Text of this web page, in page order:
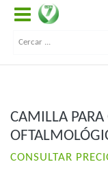
CAMILLA PARA
CONSULTAR